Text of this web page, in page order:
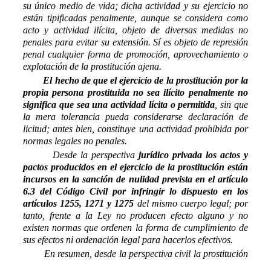
su único medio de vida; dicha actividad y su ejercicio no
están tipificadas penalmente, aunque se considera como
acto y actividad ilícita, objeto de diversas medidas no
penales para evitar su extensión. Sí es objeto de represión
penal cualquier forma de promoción, aprovechamiento o
explotación de la prostitución ajena.
El hecho de que el ejercicio de la prostitución por la
propia persona prostituida no sea ilícito penalmente no
significa que sea una actividad lícita o permitida, sin que
la mera tolerancia pueda considerarse declaración de
licitud; antes bien, constituye una actividad prohibida por
normas legales no penales.
Desde la perspectiva jurídico privada los actos y
pactos producidos en el ejercicio de la prostitución están
incursos en la sanción de nulidad prevista en el artículo
6.3 del Código Civil por infringir lo dispuesto en los
artículos 1255, 1271 y 1275 del mismo cuerpo legal; por
tanto, frente a la Ley no producen efecto alguno y no
existen normas que ordenen la forma de cumplimiento de
sus efectos ni ordenación legal para hacerlos efectivos.
En resumen, desde la perspectiva civil la prostitución